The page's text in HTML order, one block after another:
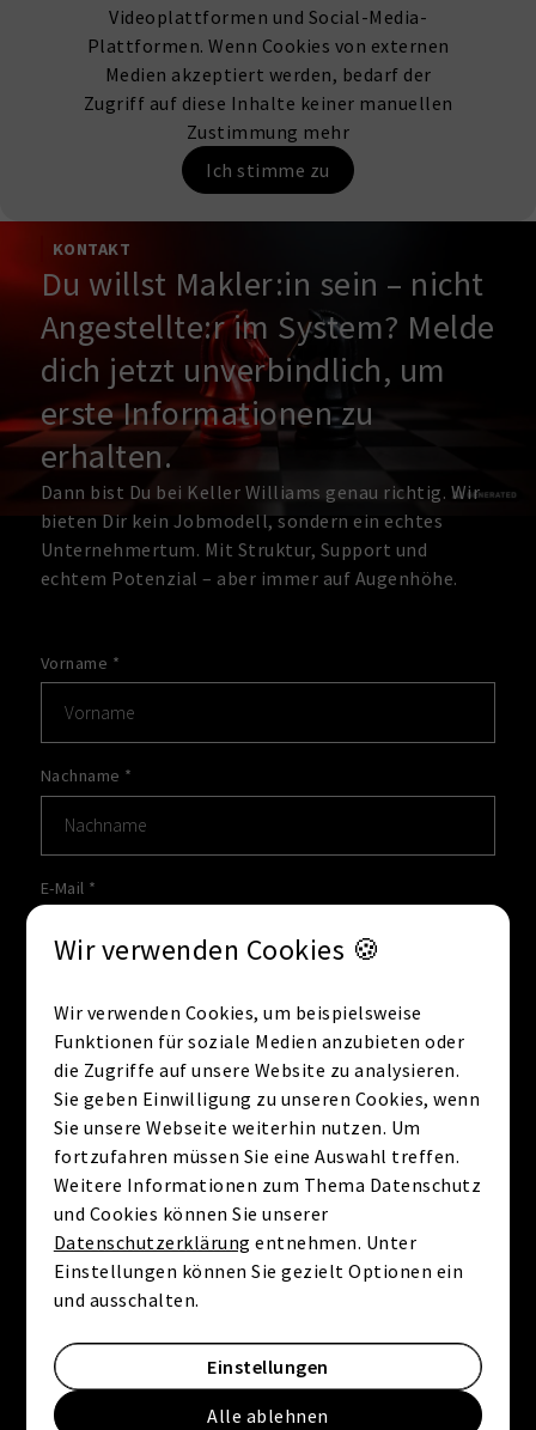
Videoplattformen und Social-Media-
Plattformen. Wenn Cookies von externen
Medien akzeptiert werden, bedarf der
Zugriff auf diese Inhalte keiner manuellen
Zustimmung mehr
Ich stimme zu
KONTAKT
Du willst Makler:in sein – nicht
Angestellte:r im System? Melde
dich jetzt unverbindlich, um
erste Informationen zu
erhalten.
Dann bist Du bei Keller Williams genau richtig. Wir
bieten Dir kein Jobmodell, sondern ein echtes
Unternehmertum. Mit Struktur, Support und
echtem Potenzial – aber immer auf Augenhöhe.
Vorname *
Nachname *
E-Mail *
Nachricht
Mit diesem Haken bestätigen Sie, dass Sie die
Datenschutzerklärungzur Kenntnis genommen haben.
Wir nehmen den Schutz Ihrer Daten ernst. Alle
Informationen, die Sie über dieses Kontaktformular
Wir verwenden Cookies 🍪
Wir verwenden Cookies, um beispielsweise
Funktionen für soziale Medien anzubieten oder
die Zugriffe auf unsere Website zu analysieren.
Sie geben Einwilligung zu unseren Cookies, wenn
Sie unsere Webseite weiterhin nutzen. Um
fortzufahren müssen Sie eine Auswahl treffen.
Weitere Informationen zum Thema Datenschutz
und Cookies können Sie unserer
Datenschutzerklärung entnehmen. Unter
Einstellungen können Sie gezielt Optionen ein
und ausschalten.
Einstellungen
Alle ablehnen